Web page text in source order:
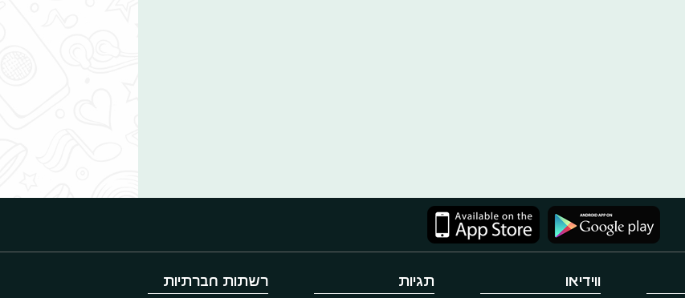
ווידיאו תגיות רשתות חברתיות